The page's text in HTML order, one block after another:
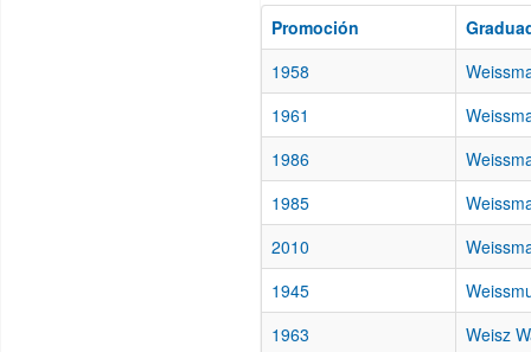
Promoción
1958
1961
1986
1985
2010
1945
1963
Weisz